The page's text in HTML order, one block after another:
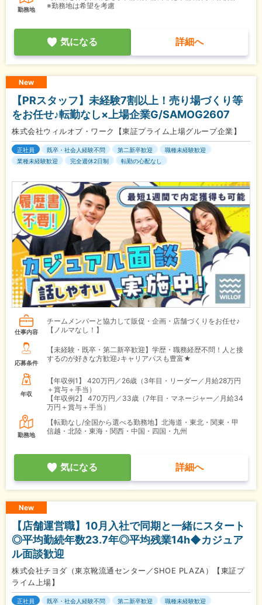
勤務地
※勤務地は希望を考慮
気になる 詳細へ
New
【PRスタッフ】未経験7割以上！売り場づくり等
をお任せ♪転勤なし×上場企業G/SAMOG2607
株式会社ウィルオブ・ワーク【東証プライム上場グループ企業】
正社員 既卒・社会人経験不問 第二新卒歓迎
職種未経験歓迎
業種未経験歓迎
完全週休2日制 転勤の心配なし
仕事内容
チームメンバーと協力して販促・企画・店舗づくりをお任せ♪
【ノルマなし！】
応募条件
【未経験・既卒・第二新卒歓迎】学歴・職務経歴不問！人と接
するのが好きな方歓迎♪キャリアパスも豊富★
年収
【年収例1】
420万円／26歳（3年目・リーダー／月給28万円
＋賞与＋手当）
【年収例2】
470万円／33歳（7年目・マネージャー／月給34
万円＋賞与＋手当）
勤務地
【転勤なし/全国から選べる勤務地】北海道・東北・関東・甲
信越・北陸・東海・関西・中国・四国・九州
気になる 詳細へ
New
【店舗運営職】10月入社で同期と一緒にスタート
◎平均勤続年数23.7年◎平均残業14h◆カジュア
ル面談歓迎
株式会社チヨダ（東京靴流通センター／SHOE PLAZA）【東証プ
ライム上場】
正社員 既卒・社会人経験不問 第二新卒歓迎
職種未経験歓迎